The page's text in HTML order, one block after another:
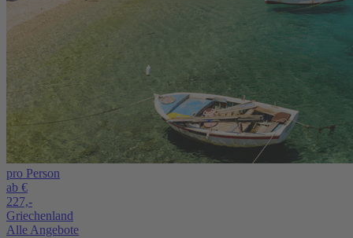
pro Person
ab €
227,-
Griechenland
Alle Angebote